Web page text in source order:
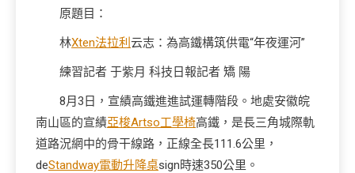
原題目：
林Xten法拉利 云志：為高鐵構筑供電“年夜運河”
練習記者 于紫月 科技日報記者 矯 陽
8月3日，宣績高鐵進進試運轉階段。地處安徽皖
南山區的宣績亞梭Artso工學椅高鐵，是長三角城際軌
道路況網中的骨干線路，正線全長111.6公里，
deStandway電動升降桌sign時速350公里。